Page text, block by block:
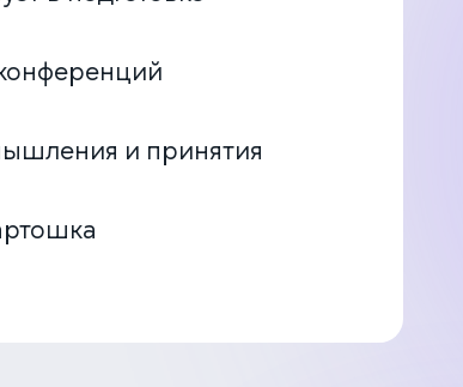
и принятия